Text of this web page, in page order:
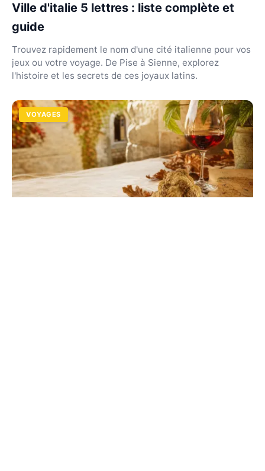
Ville d'italie 5 lettres : liste complète et
guide
Trouvez rapidement le nom d'une cité italienne pour vos
jeux ou votre voyage. De Pise à Sienne, explorez
l'histoire et les secrets de ces joyaux latins.
VOYAGES